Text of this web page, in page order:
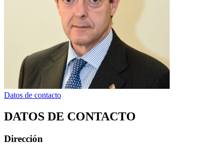
Datos de contacto
DATOS DE CONTACTO
Dirección